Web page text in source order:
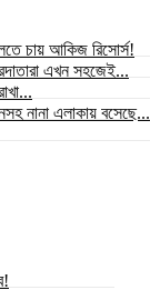
চায় আকিজ রিসোর্স!
এখন সহজেই...
নানা এলাকায় বসেছে...